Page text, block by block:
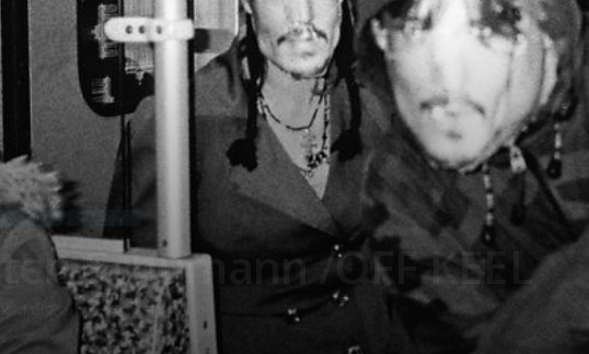
À LA UNE ! SHOWCASE
Schumann /OFF KEEL
Mai 2, 2017 2555